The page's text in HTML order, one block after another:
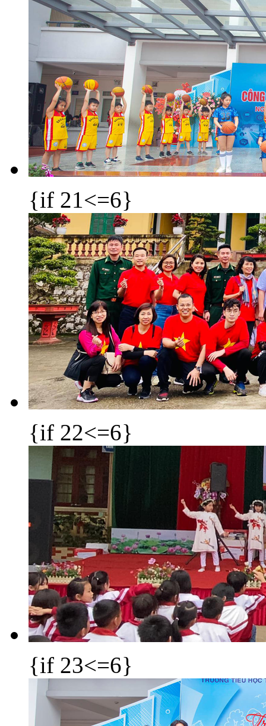
{if 21<=6}
{if 22<=6}
{if 23<=6}